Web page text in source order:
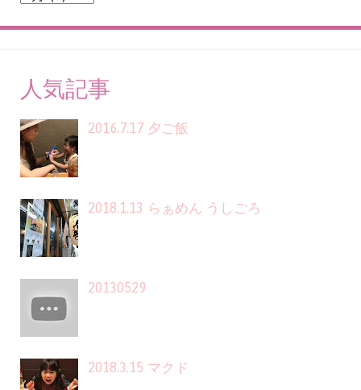
人気記事
2016.7.17 夕ご飯
2018.1.13 らぁめん うしごろ
20130529
2018.3.15 マクド